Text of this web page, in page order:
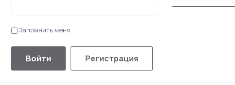
Запомнить меня
Войти Регистрация